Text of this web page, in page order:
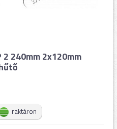
2 240mm 2x120mm
raktáron